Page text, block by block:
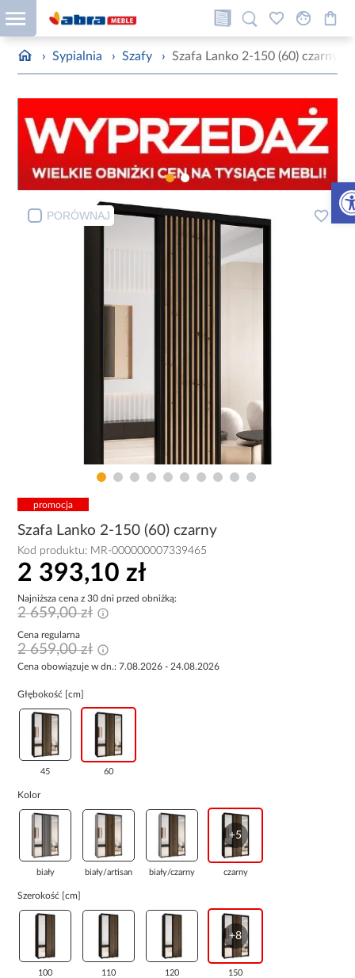
› Sypialnia › Szafy › Szafa Lanko 2-150 (60) czarny
PORÓWNAJ
promocja
Szafa Lanko 2-150 (60) czarny
Kod produktu: MR-000000007339465
2 393,10 zł
Najniższa cena z 30 dni przed obniżką:
2 659,00 zł
Cena regularna
2 659,00 zł
Cena obowiązuje w dn.: 7.08.2026 - 24.08.2026
Głębokość [cm]
45 60
Kolor
biały biały/artisan biały/czarny
+5
czarny
Szerokość [cm]
100 110 120
+8
150